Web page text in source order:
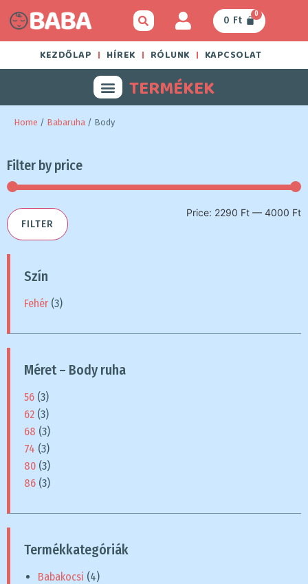
0 Ft
0
KEZDŐLAP HÍREK RÓLUNK KAPCSOLAT
TERMÉKEK
Home / Babaruha / Body
Filter by price
FILTER
Price: 2290 Ft — 4000 Ft
Szín
Fehér (3)
Méret – Body ruha
56 (3)
62 (3)
68 (3)
74 (3)
80 (3)
86 (3)
Termékkategóriák
Babakocsi (4)